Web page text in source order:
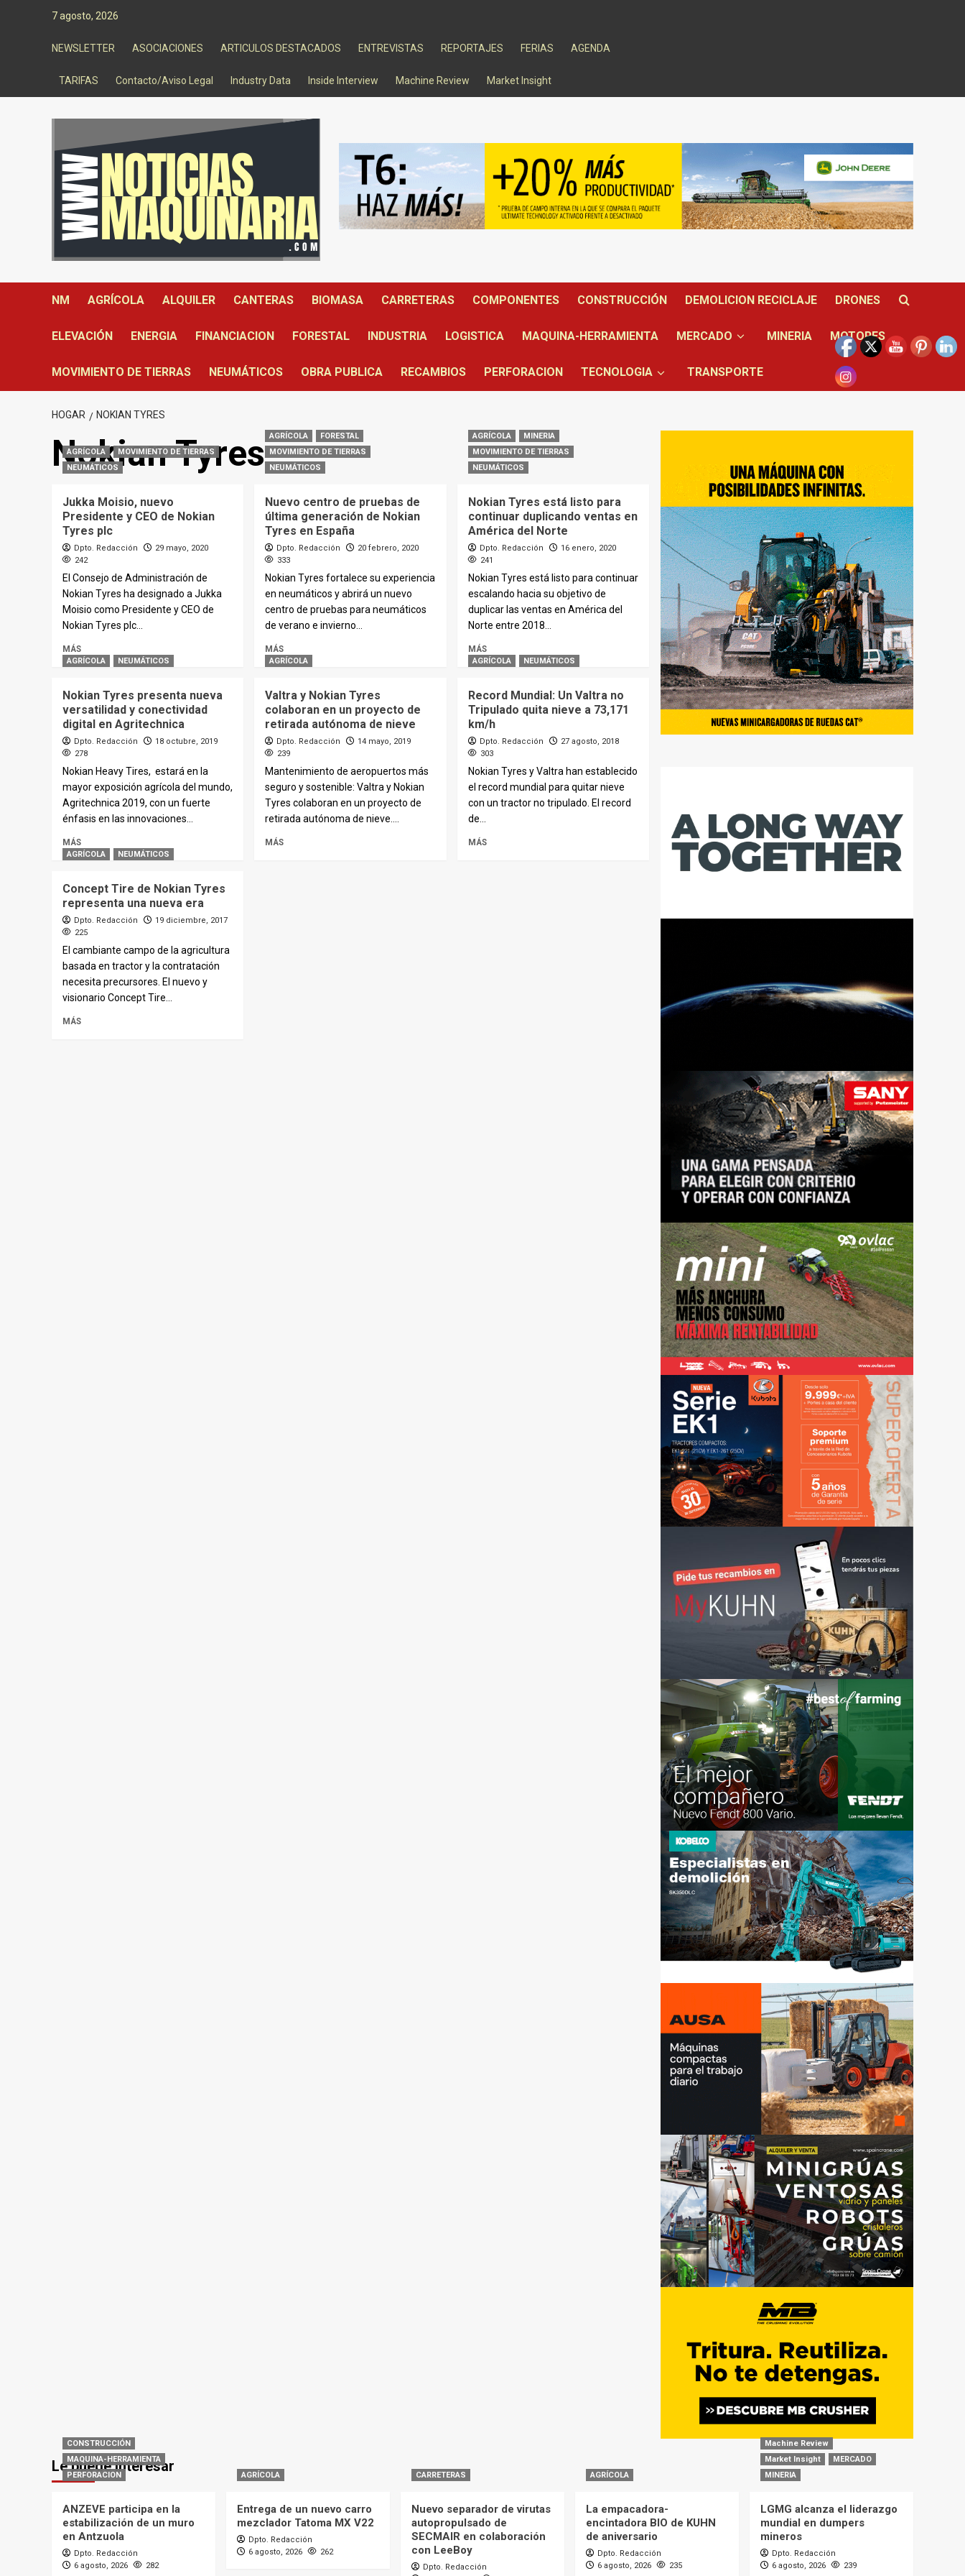
7 agosto, 2026
NEWSLETTER ASOCIACIONES ARTICULOS DESTACADOS ENTREVISTAS REPORTAJES FERIAS AGENDA
TARIFAS Contacto/Aviso Legal Industry Data Inside Interview Machine Review Market Insight
NM AGRÍCOLA ALQUILER CANTERAS BIOMASA CARRETERAS COMPONENTES CONSTRUCCIÓN DEMOLICION RECICLAJE DRONES
ELEVACIÓN ENERGIA FINANCIACION FORESTAL INDUSTRIA LOGISTICA MAQUINA-HERRAMIENTA MERCADO MINERIA MOTORES
MOVIMIENTO DE TIERRAS NEUMÁTICOS OBRA PUBLICA RECAMBIOS PERFORACION TECNOLOGIA TRANSPORTE
HOGAR NOKIAN TYRES
Nokian Tyres
AGRÍCOLA
MOVIMIENTO DE TIERRAS
NEUMÁTICOS
Jukka Moisio, nuevo
Presidente y CEO de Nokian
Tyres plc
Dpto. Redacción
29 mayo, 2020
242
El Consejo de Administración de
Nokian Tyres ha designado a Jukka
Moisio como Presidente y CEO de
Nokian Tyres plc...
MÁS
AGRÍCOLA
FORESTAL
MOVIMIENTO DE TIERRAS
NEUMÁTICOS
Nuevo centro de pruebas de
última generación de Nokian
Tyres en España
Dpto. Redacción
20 febrero, 2020
333
Nokian Tyres fortalece su experiencia
en neumáticos y abrirá un nuevo
centro de pruebas para neumáticos
de verano e invierno...
MÁS
AGRÍCOLA
MINERIA
MOVIMIENTO DE TIERRAS
NEUMÁTICOS
Nokian Tyres está listo para
continuar duplicando ventas en
América del Norte
Dpto. Redacción
16 enero, 2020
241
Nokian Tyres está listo para continuar
escalando hacia su objetivo de
duplicar las ventas en América del
Norte entre 2018...
MÁS
AGRÍCOLA NEUMÁTICOS
Nokian Tyres presenta nueva
versatilidad y conectividad
digital en Agritechnica
Dpto. Redacción
18 octubre, 2019
278
Nokian Heavy Tires, estará en la
mayor exposición agrícola del mundo,
Agritechnica 2019, con un fuerte
énfasis en las innovaciones...
MÁS
AGRÍCOLA
Valtra y Nokian Tyres
colaboran en un proyecto de
retirada autónoma de nieve
Dpto. Redacción
14 mayo, 2019
239
Mantenimiento de aeropuertos más
seguro y sostenible: Valtra y Nokian
Tyres colaboran en un proyecto de
retirada autónoma de nieve....
MÁS
AGRÍCOLA NEUMÁTICOS
Record Mundial: Un Valtra no
Tripulado quita nieve a 73,171
km/h
Dpto. Redacción
27 agosto, 2018
303
Nokian Tyres y Valtra han establecido
el record mundial para quitar nieve
con un tractor no tripulado. El record
de...
MÁS
AGRÍCOLA NEUMÁTICOS
Concept Tire de Nokian Tyres
representa una nueva era
Dpto. Redacción
19 diciembre, 2017
225
El cambiante campo de la agricultura
basada en tractor y la contratación
necesita precursores. El nuevo y
visionario Concept Tire...
MÁS
Le puede interesar
CONSTRUCCIÓN
MAQUINA-HERRAMIENTA
PERFORACION
ANZEVE participa en la
estabilización de un muro
en Antzuola
Dpto. Redacción
6 agosto, 2026
282
AGRÍCOLA
Entrega de un nuevo carro
mezclador Tatoma MX V22
Dpto. Redacción
6 agosto, 2026
262
CARRETERAS
Nuevo separador de virutas
autopropulsado de
SECMAIR en colaboración
con LeeBoy
Dpto. Redacción
AGRÍCOLA
La empacadora-
encintadora BIO de KUHN
de aniversario
Dpto. Redacción
6 agosto, 2026
235
Machine Review
Market Insight
MERCADO
MINERIA
LGMG alcanza el liderazgo
mundial en dumpers
mineros
Dpto. Redacción
6 agosto, 2026
239